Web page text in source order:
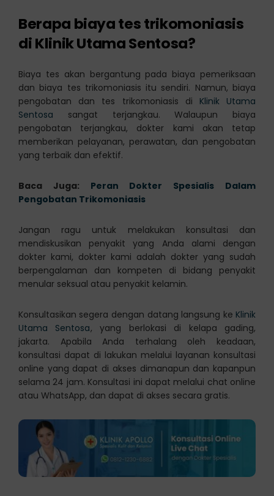
Berapa biaya tes trikomoniasis
di Klinik Utama Sentosa?
Biaya tes akan bergantung pada biaya pemeriksaan
dan biaya tes trikomoniasis itu sendiri. Namun, biaya
pengobatan dan tes trikomoniasis di Klinik Utama
Sentosa sangat terjangkau. Walaupun biaya
pengobatan terjangkau, dokter kami akan tetap
memberikan pelayanan, perawatan, dan pengobatan
yang terbaik dan efektif.
Baca Juga: Peran Dokter Spesialis Dalam
Pengobatan Trikomoniasis
Jangan ragu untuk melakukan konsultasi dan
mendiskusikan penyakit yang Anda alami dengan
dokter kami, dokter kami adalah dokter yang sudah
berpengalaman dan kompeten di bidang penyakit
menular seksual atau penyakit kelamin.
Konsultasikan segera dengan datang langsung ke Klinik
Utama Sentosa, yang berlokasi di kelapa gading,
jakarta. Apabila Anda terhalang oleh keadaan,
konsultasi dapat di lakukan melalui layanan konsultasi
online yang dapat di akses dimanapun dan kapanpun
selama 24 jam. Konsultasi ini dapat melalui chat online
atau WhatsApp, dan dapat di akses secara gratis.